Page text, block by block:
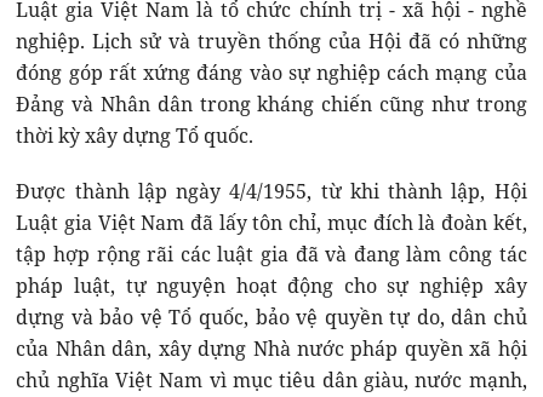
Luật gia Việt Nam là tổ chức chính trị - xã hội - nghề
nghiệp. Lịch sử và truyền thống của Hội đã có những
đóng góp rất xứng đáng vào sự nghiệp cách mạng của
Đảng và Nhân dân trong kháng chiến cũng như trong
thời kỳ xây dựng Tổ quốc.
Được thành lập ngày 4/4/1955, từ khi thành lập, Hội
Luật gia Việt Nam đã lấy tôn chỉ, mục đích là đoàn kết,
tập hợp rộng rãi các luật gia đã và đang làm công tác
pháp luật, tự nguyện hoạt động cho sự nghiệp xây
dựng và bảo vệ Tổ quốc, bảo vệ quyền tự do, dân chủ
của Nhân dân, xây dựng Nhà nước pháp quyền xã hội
chủ nghĩa Việt Nam vì mục tiêu dân giàu, nước mạnh,